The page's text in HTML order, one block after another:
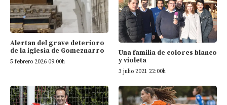
Alertan del grave deterioro
de la iglesia de Gomeznarro
5 febrero 2026 09:00h
Una familia de colores blanco
y violeta
3 julio 2021 22:00h